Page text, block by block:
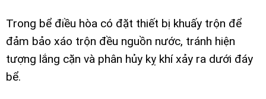
Trong bể điều hòa có đặt thiết bị khuấy trộn để
đảm bảo xáo trộn đều nguồn nước, tránh hiện
tượng lắng cặn và phân hủy kỵ khí xảy ra dưới đáy
bể.